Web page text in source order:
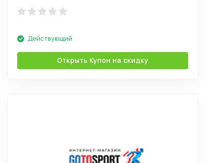
Действующий
Открыть Купон на скидку